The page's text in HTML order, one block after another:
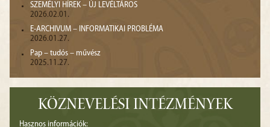
SZEMÉLYI HÍREK – ÚJ LEVÉLTÁROS
2026.02.01.
E-ARCHIVUM – INFORMATIKAI PROBLÉMA
2026.01.27.
Pap – tudós – művész
2025.11.27.
KÖZNEVELÉSI INTÉZMÉNYEK
Hasznos információk: